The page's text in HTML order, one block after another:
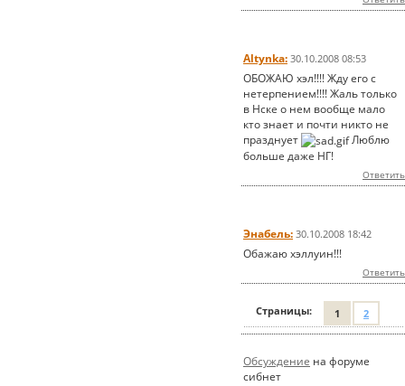
Altynka: 30.10.2008 08:53
ОБОЖАЮ хэл!!!! Жду его с
нетерпением!!!! Жаль только
в Нске о нем вообще мало
кто знает и почти никто не
празднует
Люблю
больше даже НГ!
Ответить
Энабель: 30.10.2008 18:42
Обажаю хэллуин!!!
Ответить
Страницы: 1 2
Обсуждение на форуме
сибнет